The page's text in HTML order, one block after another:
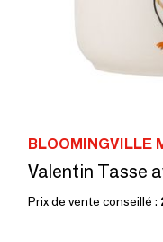
BLOOMINGVILLE
Prix de vente conseillé :